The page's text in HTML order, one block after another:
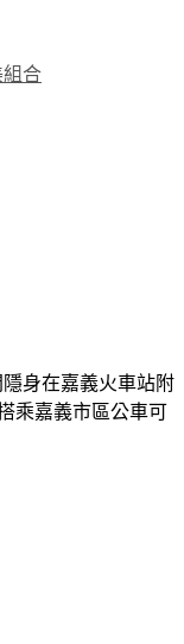
合
身在嘉義火車站附
乘嘉義市區公車可